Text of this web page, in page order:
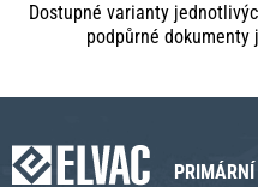
Dostupné varianty
podpůrné dokumenty
PRIMÁRNÍ